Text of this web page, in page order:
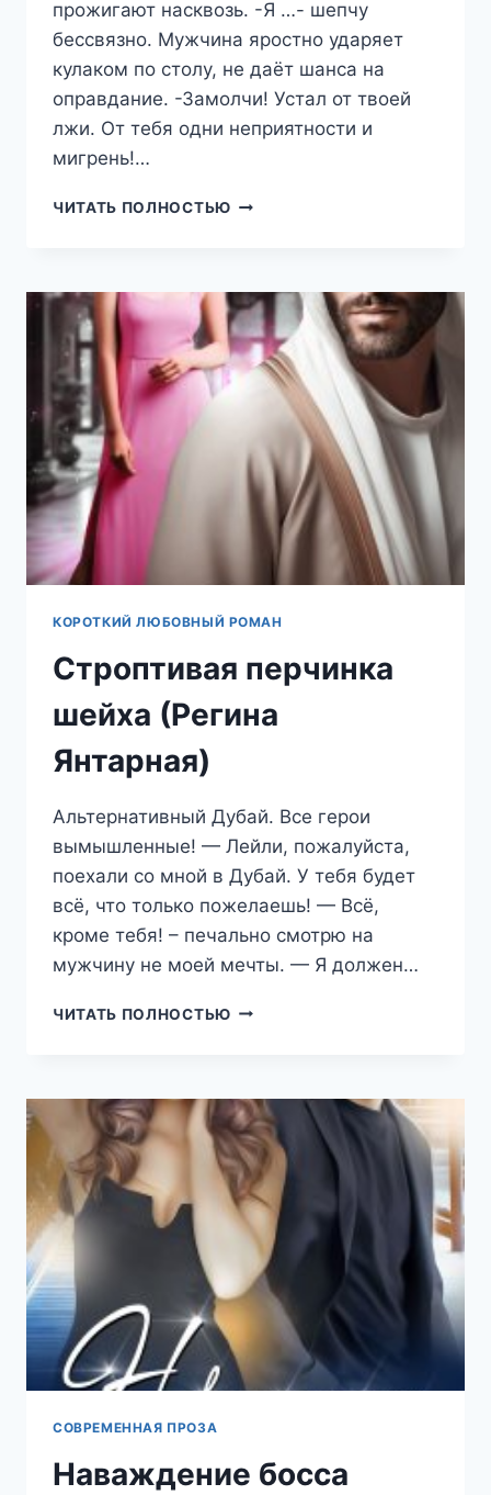
прожигают насквозь. -Я …- шепчу
бессвязно. Мужчина яростно ударяет
кулаком по столу, не даёт шанса на
оправдание. -Замолчи! Устал от твоей
лжи. От тебя одни неприятности и
мигрень!…
ЧИТАТЬ ПОЛНОСТЬЮ ПОДКИДЫШИ
ЯНТАРНАЯ)
КОРОТКИЙ ЛЮБОВНЫЙ РОМАН
Строптивая перчинка
шейха (Регина
Янтарная)
Альтернативный Дубай. Все герои
вымышленные! — Лейли, пожалуйста,
поехали со мной в Дубай. У тебя будет
всё, что только пожелаешь! — Всё,
кроме тебя! – печально смотрю на
мужчину не моей мечты. — Я должен…
ЧИТАТЬ ПОЛНОСТЬЮ СТРОПТИВАЯ
ЯНТАРНАЯ)
СОВРЕМЕННАЯ ПРОЗА
Наваждение босса